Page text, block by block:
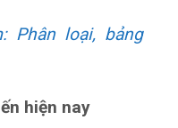
Phân loại, bảng
hiện nay